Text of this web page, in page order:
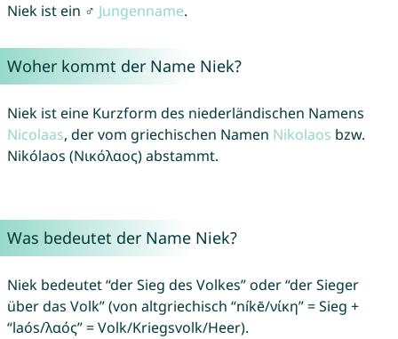
Niek ist ein ♂ Jungenname.
Woher kommt der Name Niek?
Niek ist eine Kurzform des niederländischen Namens
Nicolaas, der vom griechischen Namen Nikolaos bzw.
Nikólaos (Νικόλαος) abstammt.
Was bedeutet der Name Niek?
Niek bedeutet “der Sieg des Volkes” oder “der Sieger
über das Volk” (von altgriechisch “níkē/νίκη” = Sieg +
“laós/λαός” = Volk/Kriegsvolk/Heer).